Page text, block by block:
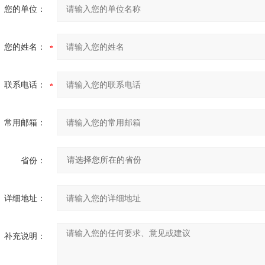
您的单位：
您的姓名：
联系电话：
常用邮箱：
省份：
详细地址：
补充说明：